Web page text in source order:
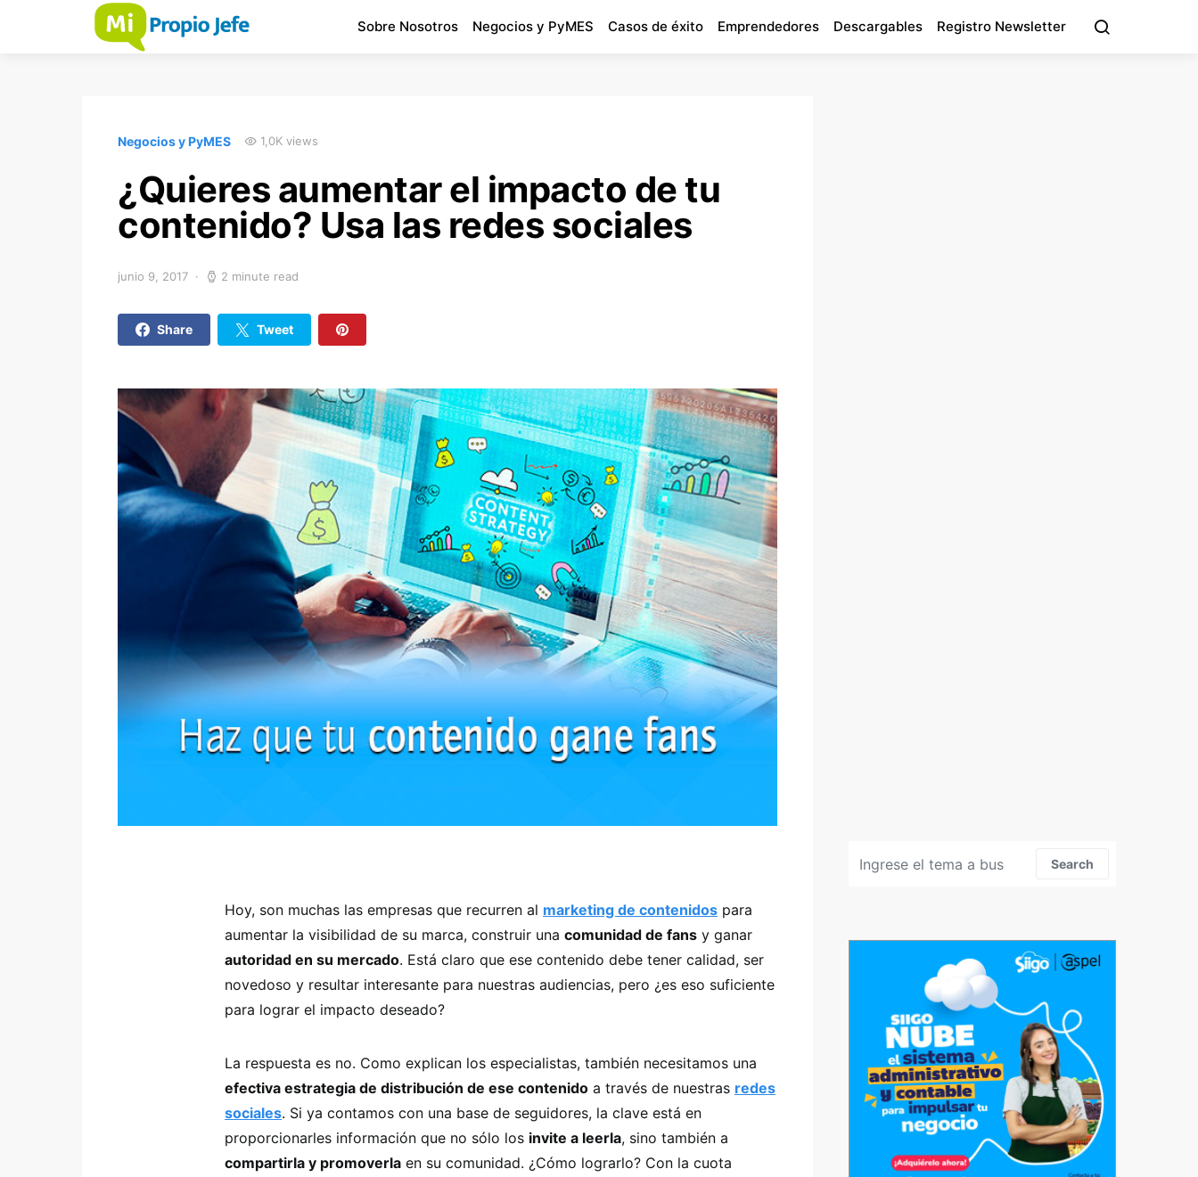
Sobre Nosotros Negocios y PyMES Casos de éxito Emprendedores Descargables Registro Newsletter
Negocios y PyMES 1,0K views
¿Quieres aumentar el impacto de tu
contenido? Usa las redes sociales
junio 9, 2017 2 minute read
Share Tweet
Hoy, son muchas las empresas que recurren al marketing de contenidos para
aumentar la visibilidad de su marca, construir una comunidad de fans y ganar
autoridad en su mercado. Está claro que ese contenido debe tener calidad, ser
novedoso y resultar interesante para nuestras audiencias, pero ¿es eso suficiente
para lograr el impacto deseado?
La respuesta es no. Como explican los especialistas, también necesitamos una
efectiva estrategia de distribución de ese contenido a través de nuestras redes
sociales. Si ya contamos con una base de seguidores, la clave está en
proporcionarles información que no sólo los invite a leerla, sino también a
compartirla y promoverla en su comunidad. ¿Cómo lograrlo? Con la cuota
Search